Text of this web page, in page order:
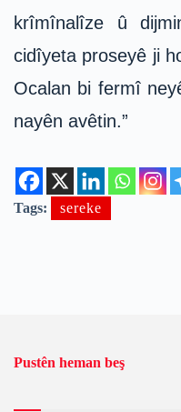
krîmînalîze û
cidîyeta proseyê ji
Ocalan bi fermî
nayên avêtin.”
Tags: sereke
Pustên heman beş